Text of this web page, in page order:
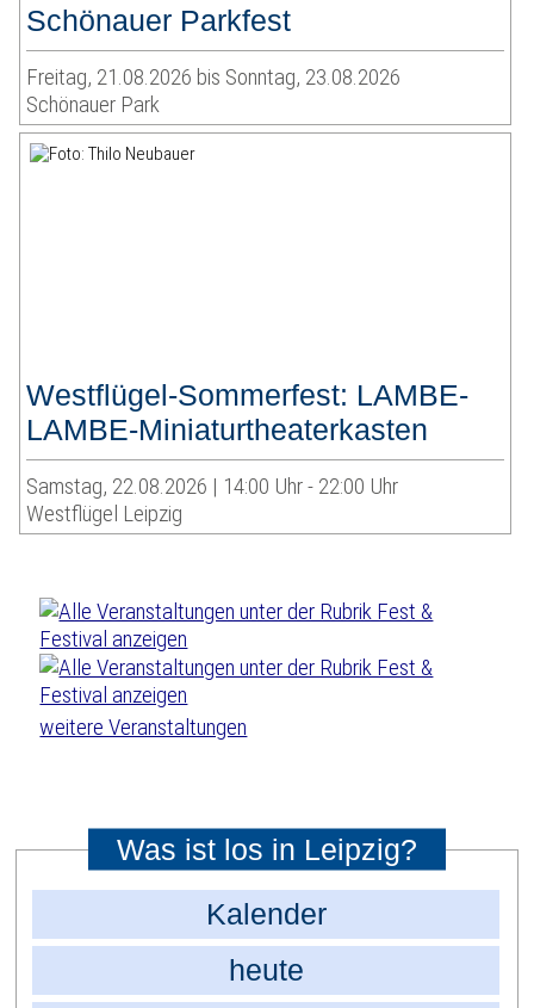
Schönauer Parkfest
Freitag, 21.08.2026 bis Sonntag, 23.08.2026
Schönauer Park
Westflügel-Sommerfest: LAMBE-
LAMBE-Miniaturtheaterkasten
Samstag, 22.08.2026 | 14:00 Uhr - 22:00 Uhr
Westflügel Leipzig
weitere Veranstaltungen
Was ist los in Leipzig?
Kalender
heute